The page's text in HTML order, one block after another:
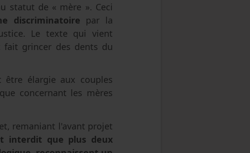
statut de « mère ». Ceci
discriminatoire par la
Le texte qui vient
fait grincer des dents du
élargie aux couples
concernant les mères
remaniant l'avant projet
interdit que plus deux